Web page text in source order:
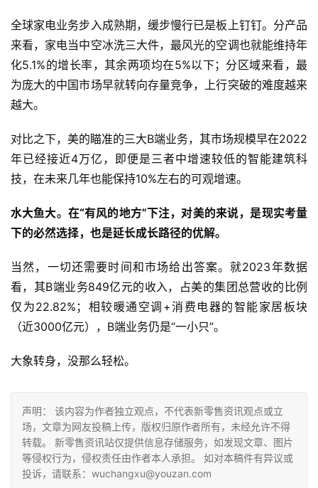
全球家电业务步入成熟期，缓步慢行已是板上钉钉。分产品
来看，家电当中空冰洗三大件，最风光的空调也就能维持年
化5.1%的增长率，其余两项均在5%以下；分区域来看，最
为庞大的中国市场早就转向存量竞争，上行突破的难度越来
越大。
对比之下，美的瞄准的三大B端业务，其市场规模早在2022
年已经接近4万亿，即便是三者中增速较低的智能建筑科
技，在未来几年也能保持10%左右的可观增速。
水大鱼大。在“有风的地方”下注，对美的来说，是现实考量
下的必然选择，也是延长成长路径的优解。
当然，一切还需要时间和市场给出答案。就2023年数据
看，其B端业务849亿元的收入，占美的集团总营收的比例
仅为22.82%；相较暖通空调+消费电器的智能家居板块
（近3000亿元），B端业务仍是“一小只”。
大象转身，没那么轻松。
声明： 该内容为作者独立观点，不代表新零售资讯观点或立
场，文章为网友投稿上传，版权归原作者所有，未经允许不得
转载。 新零售资讯站仅提供信息存储服务，如发现文章、图片
等侵权行为，侵权责任由作者本人承担。 如对本稿件有异议或
投诉，请联系：wuchangxu@youzan.com